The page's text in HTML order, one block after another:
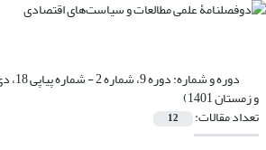
دوره و شماره:
و زمستان 1401)
تعداد مقالات: 12